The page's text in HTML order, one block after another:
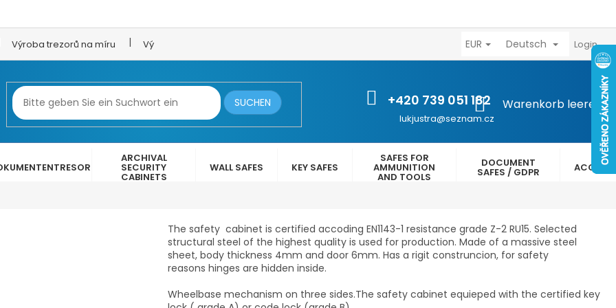
+420 739 051 182
lukjustra@seznam.cz
Výroba trezorů na míru Výroba trezorových dveří Reklamační řád Obchodní
EUR Deutsch Login
SUCHEN WARENKORB
Warenkorb leeren
ARCHIVAL
SECURITY
CABINETS
WALL SAFES KEY SAFES
SAFES FOR
AMMUNITION
AND TOOLS
DOCUMENT
SAFES / GDPR
The safety cabinet is certified accoding EN1143-1 resistance grade Z-2 RU15. Selected
structural steel of the highest quality is used for production. Made of a massive steel
sheet, body thickness 4mm and door 6mm. Has a rigit construncion, for safety
reasons hinges are hidden inside.
Wheelbase mechanism on three sides.The safety cabinet equieped with the certified key